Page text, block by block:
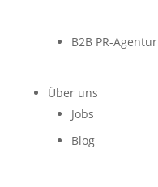
B2B PR-Agentur
Über uns
Jobs
Blog